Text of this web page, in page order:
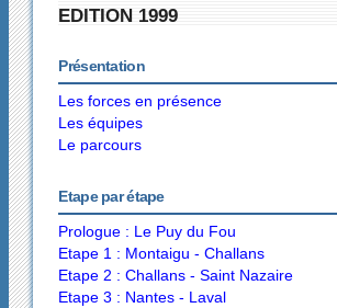
EDITION 1999
Présentation
Les forces en présence
Les équipes
Le parcours
Etape par étape
Prologue : Le Puy du Fou
Etape 1 : Montaigu - Challans
Etape 2 : Challans - Saint Nazaire
Etape 3 : Nantes - Laval